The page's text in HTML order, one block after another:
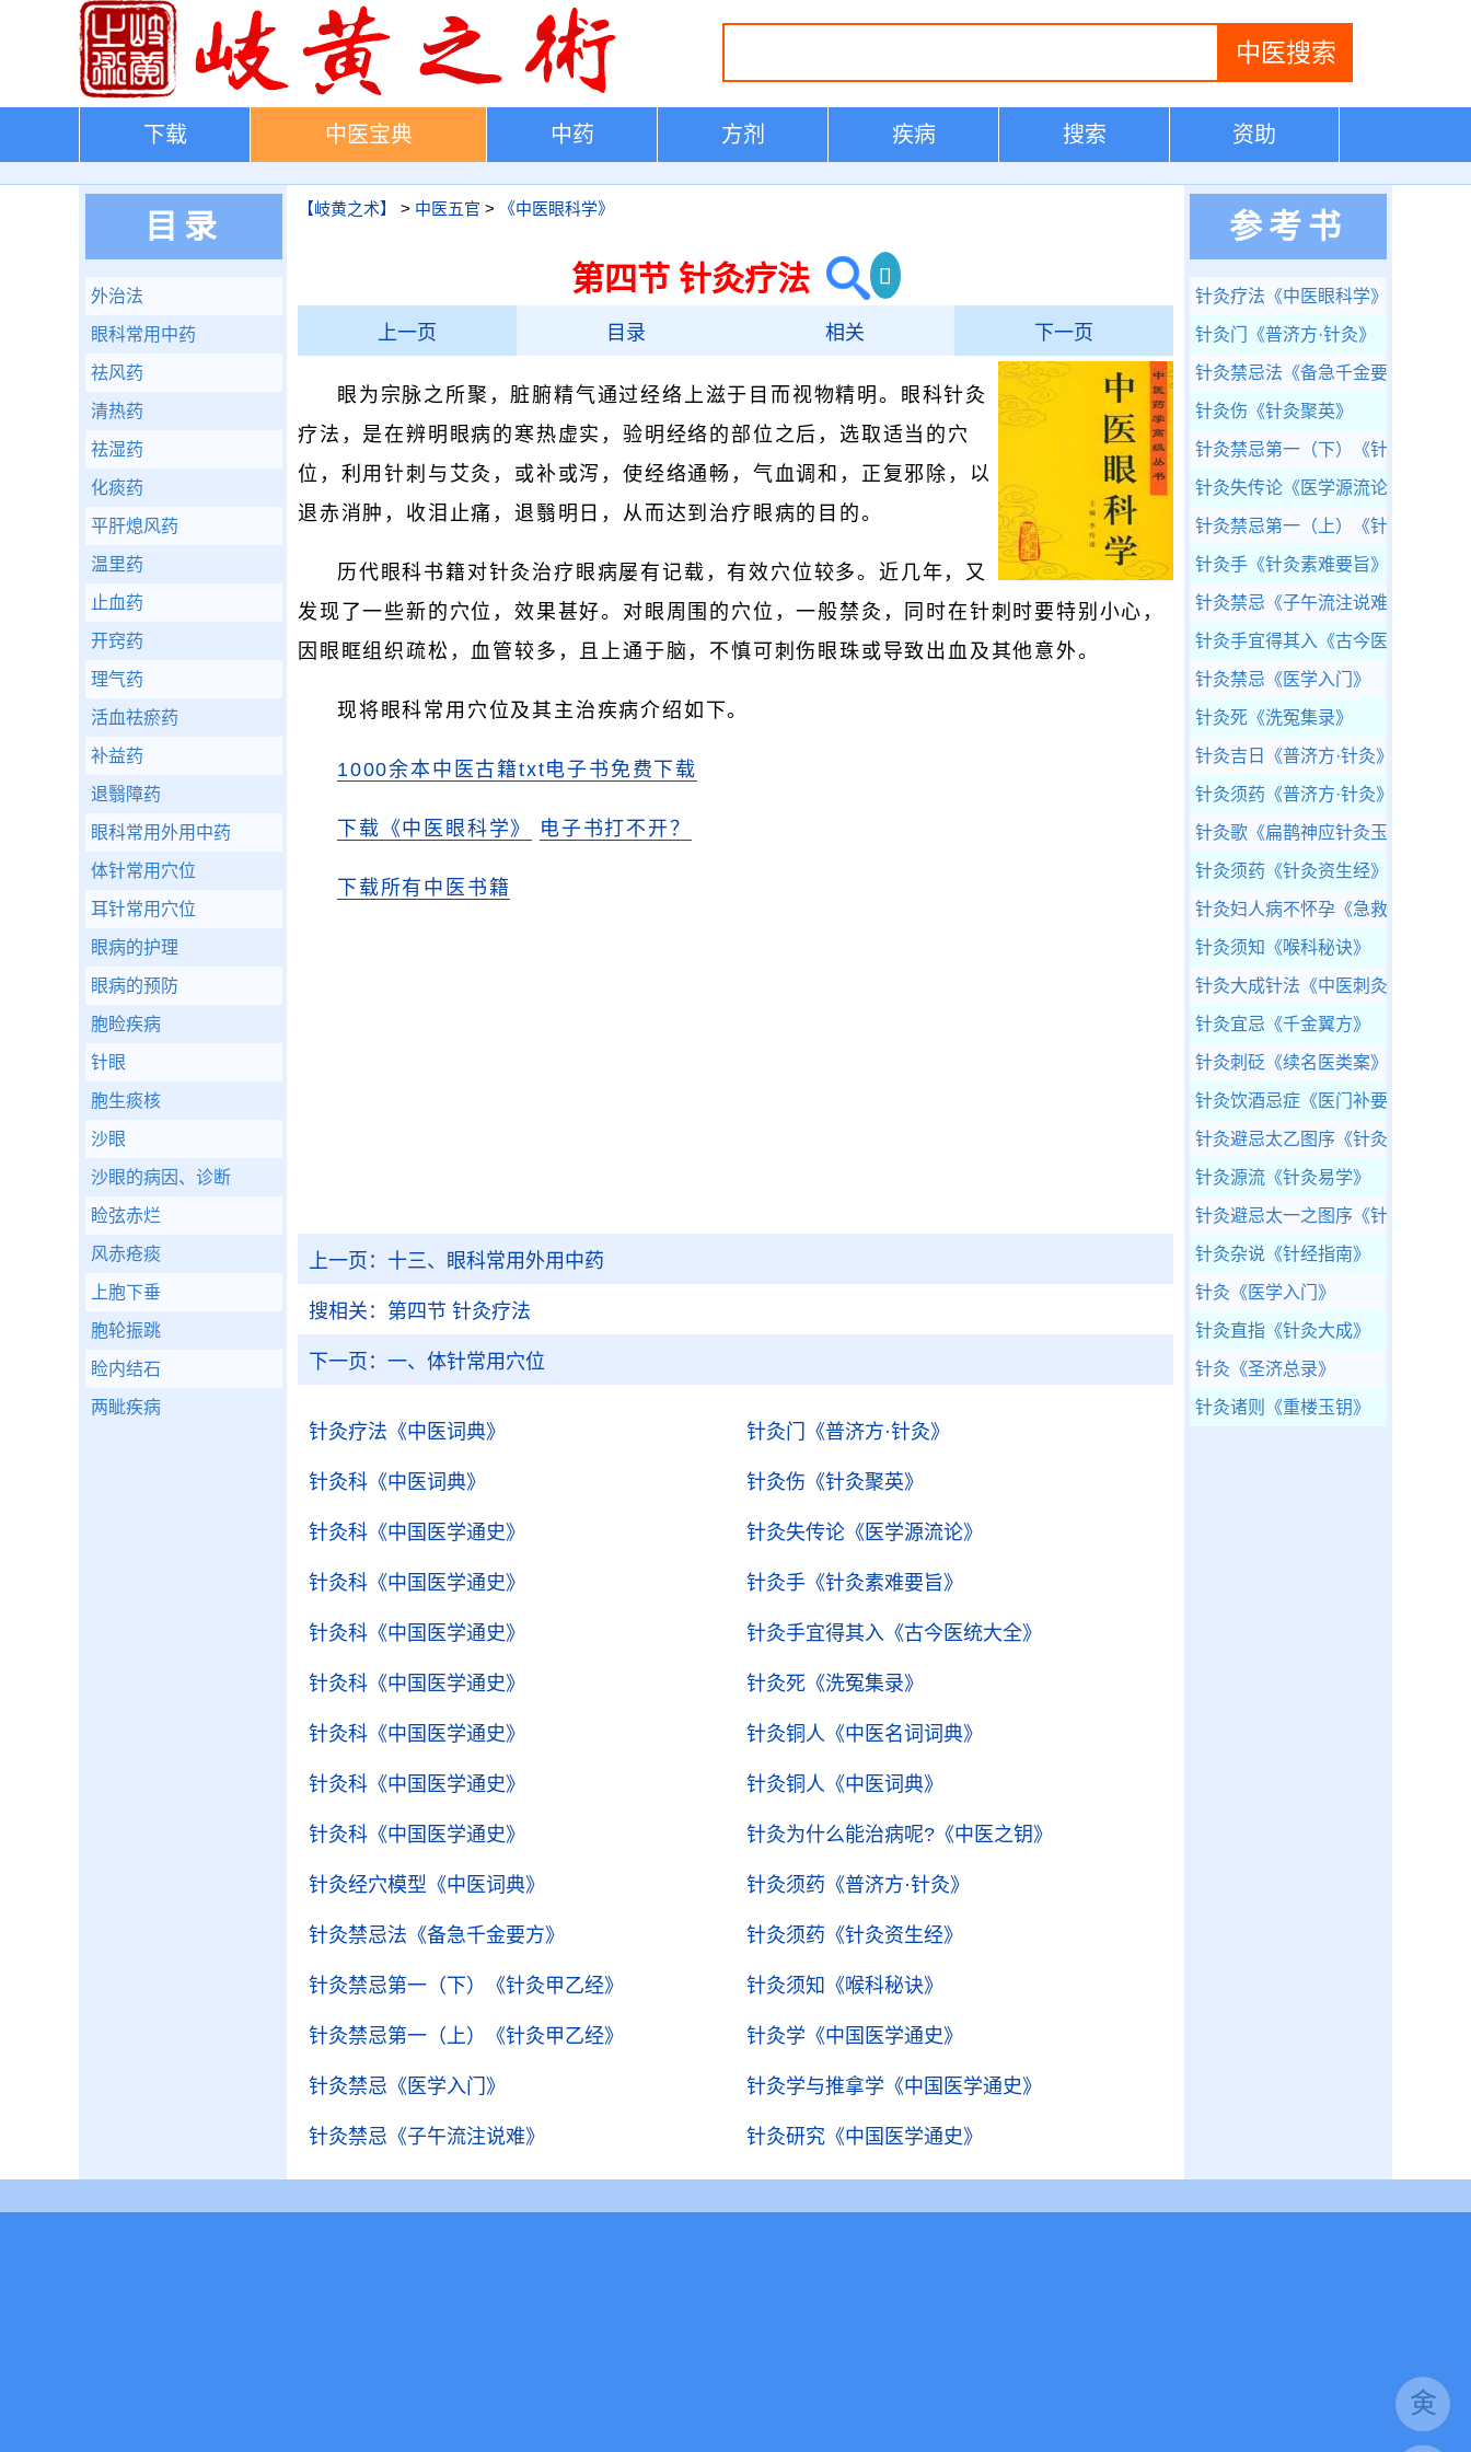
下载 中医宝典 中药 方剂 疾病 搜索 资助
【岐黄之术】 > 中医五官 > 《中医眼科学》
第四节 针灸疗法
上一页 目录 相关 下一页
眼为宗脉之所聚，脏腑精气通过经络上滋于目而视物精明。眼科针灸
疗法，是在辨明眼病的寒热虚实，验明经络的部位之后，选取适当的穴
位，利用针刺与艾灸，或补或泻，使经络通畅，气血调和，正复邪除，以
退赤消肿，收泪止痛，退翳明日，从而达到治疗眼病的目的。
历代眼科书籍对针灸治疗眼病屡有记载，有效穴位较多。近几年，又
发现了一些新的穴位，效果甚好。对眼周围的穴位，一般禁灸，同时在针刺时要特别小心，
因眼眶组织疏松，血管较多，且上通于脑，不慎可刺伤眼珠或导致出血及其他意外。
现将眼科常用穴位及其主治疾病介绍如下。
1000余本中医古籍txt电子书免费下载
下载《中医眼科学》 电子书打不开？
下载所有中医书籍
上一页： 十三、眼科常用外用中药
搜相关： 第四节 针灸疗法
下一页： 一、体针常用穴位
针灸疗法 《中医词典》 针灸门 《普济方·针灸》
针灸科 《中医词典》 针灸伤 《针灸聚英》
针灸科 《中国医学通史》 针灸失传论 《医学源流论》
针灸科 《中国医学通史》 针灸手 《针灸素难要旨》
针灸科 《中国医学通史》 针灸手宜得其入 《古今医统大全》
针灸科 《中国医学通史》 针灸死 《洗冤集录》
针灸科 《中国医学通史》 针灸铜人 《中医名词词典》
针灸科 《中国医学通史》 针灸铜人 《中医词典》
针灸科 《中国医学通史》 针灸为什么能治病呢? 《中医之钥》
针灸经穴模型 《中医词典》 针灸须药 《普济方·针灸》
针灸禁忌法 《备急千金要方》 针灸须药 《针灸资生经》
针灸禁忌第一（下） 《针灸甲乙经》 针灸须知 《喉科秘诀》
针灸禁忌第一（上） 《针灸甲乙经》 针灸学 《中国医学通史》
针灸禁忌 《医学入门》 针灸学与推拿学 《中国医学通史》
针灸禁忌 《子午流注说难》 针灸研究 《中国医学通史》
目录
外治法
眼科常用中药
祛风药
清热药
祛湿药
化痰药
平肝熄风药
温里药
止血药
开窍药
理气药
活血祛瘀药
补益药
退翳障药
眼科常用外用中药
体针常用穴位
耳针常用穴位
眼病的护理
眼病的预防
胞睑疾病
针眼
胞生痰核
沙眼
沙眼的病因、诊断
睑弦赤烂
风赤疮痰
上胞下垂
胞轮振跳
睑内结石
两眦疾病
参考书
针灸疗法 《中医眼科学》
针灸门 《普济方·针灸》
针灸禁忌法 《备急千金要方》
针灸伤 《针灸聚英》
针灸禁忌第一（下） 《针灸甲乙经
针灸失传论 《医学源流论》
针灸禁忌第一（上） 《针灸甲乙经
针灸手 《针灸素难要旨》
针灸禁忌 《子午流注说难》
针灸手宜得其入 《古今医统大全》
针灸禁忌 《医学入门》
针灸死 《洗冤集录》
针灸吉日 《普济方·针灸》
针灸须药 《普济方·针灸》
针灸歌 《扁鹊神应针灸玉龙经》
针灸须药 《针灸资生经》
针灸妇人病不怀孕 《急救广生集》
针灸须知 《喉科秘诀》
针灸大成针法 《中医刺灸》
针灸宜忌 《千金翼方》
针灸刺砭 《续名医类案》
针灸饮酒忌症 《医门补要》
针灸避忌太乙图序 《针灸聚英》
针灸源流 《针灸易学》
针灸避忌太一之图序 《针经指南》
针灸杂说 《针经指南》
针灸 《医学入门》
针灸直指 《针灸大成》
针灸 《圣济总录》
针灸诸则 《重楼玉钥》